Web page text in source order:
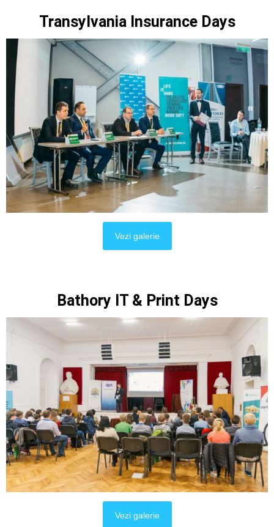
Transylvania Insurance Days
Vezi galerie
Bathory IT & Print Days
Vezi galerie